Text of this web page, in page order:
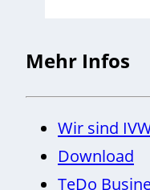
Mehr Infos
Wir sind
Download
TeDo